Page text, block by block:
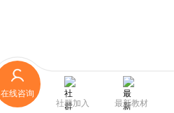
在线咨询
社群加入
最新教材